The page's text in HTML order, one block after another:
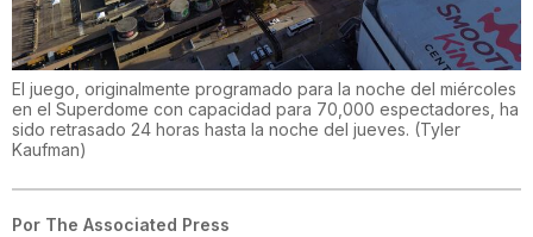
El juego, originalmente programado para la noche del miércoles
en el Superdome con capacidad para 70,000 espectadores, ha
sido retrasado 24 horas hasta la noche del jueves. (Tyler
Kaufman)
Por The Associated Press